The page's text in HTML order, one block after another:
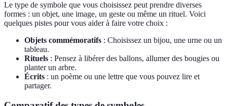
Le type de symbole que vous choisissez peut prendre diverses
formes : un objet, une image, un geste ou même un rituel. Voici
quelques pistes pour vous aider à faire votre choix :
Objets commémoratifs : Choisissez un bijou, une urne ou un
tableau.
Rituels : Pensez à libérer des ballons, allumer des bougies ou
planter un arbre.
Écrits : un poème ou une lettre que vous pouvez lire et
partager.